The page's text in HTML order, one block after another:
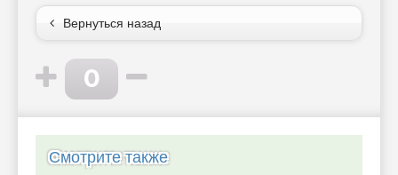
Вернуться назад
0
Смотрите также